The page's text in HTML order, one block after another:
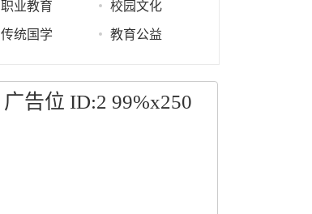
职业教育 校园文化
传统国学 教育公益
广告位 ID:2 99%x250